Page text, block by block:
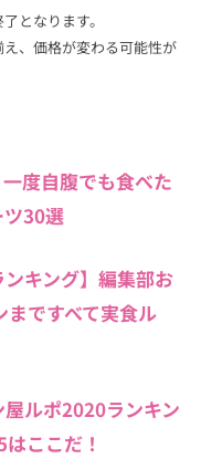
となります。
、価格が変わる可能性が
度自腹でも食べた
30選
キング】編集部お
ですべて実食ル
ルポ2020ランキン
ここだ！